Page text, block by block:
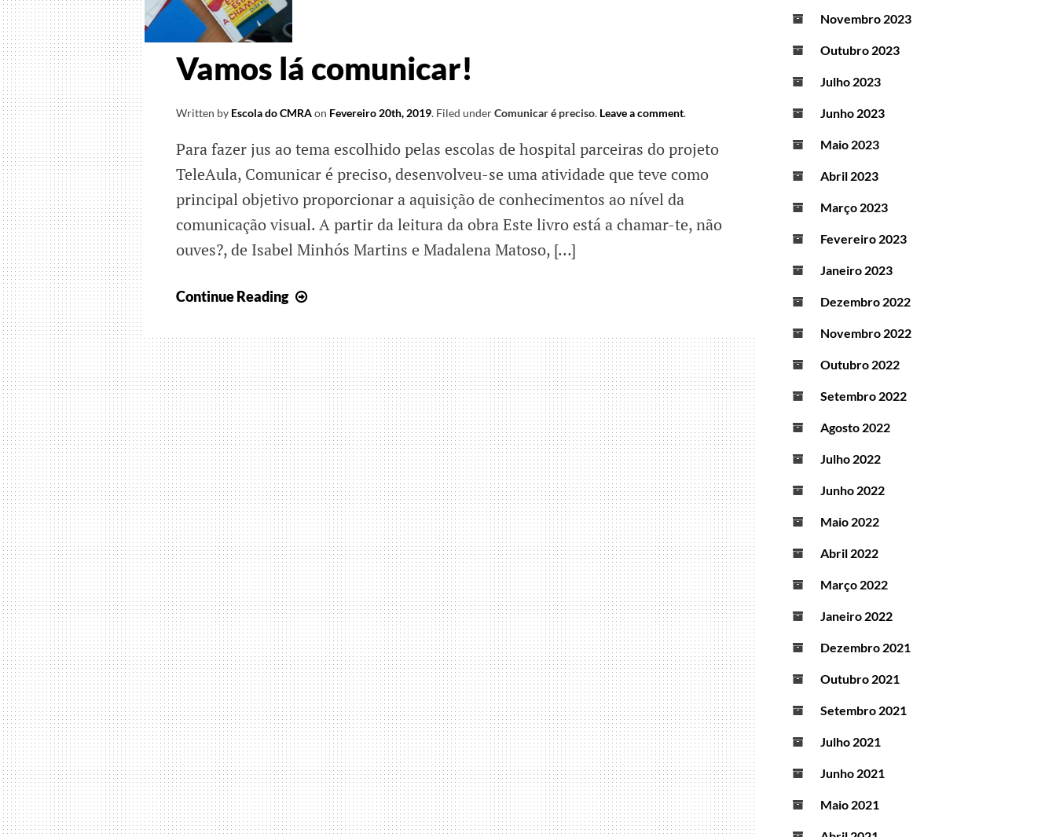
Vamos lá comunicar!
Written by Escola do CMRAon Fevereiro 20th, 2019. Filed underComunicar é preciso. Leave a comment.
Para fazer jus ao tema escolhido pelas escolas de hospital parceiras do projeto
TeleAula, Comunicar é preciso, desenvolveu-se uma atividade que teve como
principal objetivo proporcionar a aquisição de conhecimentos ao nível da
comunicação visual. A partir da leitura da obra Este livro está a chamar-te, não
ouves?, de Isabel Minhós Martins e Madalena Matoso, […]
Continue Reading
comunicar!
Novembro 2023
Outubro 2023
Julho 2023
Junho 2023
Maio 2023
Abril 2023
Março 2023
Fevereiro 2023
Janeiro 2023
Dezembro 2022
Novembro 2022
Outubro 2022
Setembro 2022
Agosto 2022
Julho 2022
Junho 2022
Maio 2022
Abril 2022
Março 2022
Janeiro 2022
Dezembro 2021
Outubro 2021
Setembro 2021
Julho 2021
Junho 2021
Maio 2021